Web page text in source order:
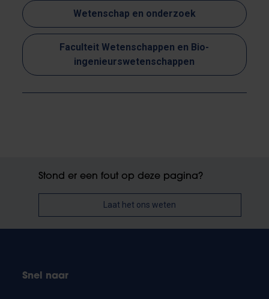
Wetenschap en onderzoek
Faculteit Wetenschappen en Bio-
ingenieurswetenschappen
Stond er een fout op deze pagina?
Laat het ons weten
Snel naar